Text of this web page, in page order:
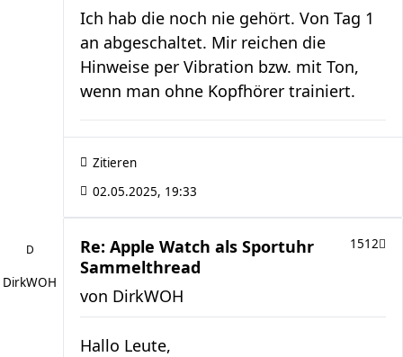
Ich hab die noch nie gehört. Von Tag 1
an abgeschaltet. Mir reichen die
Hinweise per Vibration bzw. mit Ton,
wenn man ohne Kopfhörer trainiert.
Zitieren
02.05.2025, 19:33
DirkWOH
Re: Apple Watch als Sportuhr
Sammelthread
1512
von DirkWOH
Hallo Leute,